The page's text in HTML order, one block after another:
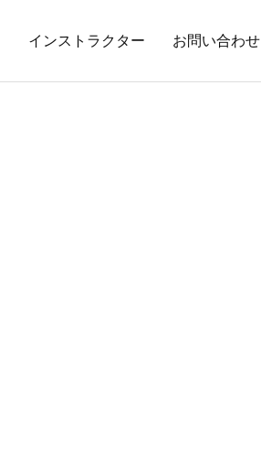
インストラクター お問い合わせ